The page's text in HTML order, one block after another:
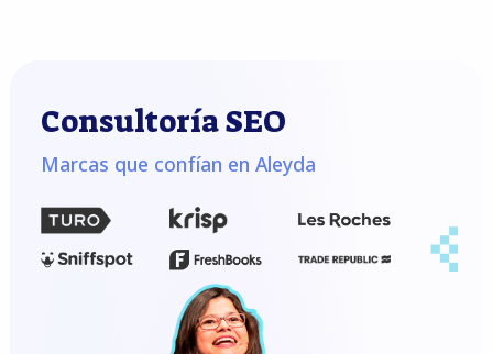
Consultoría SEO
Marcas que confían en Aleyda